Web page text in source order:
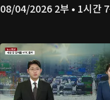
08/04/2026 2부 • 1시간